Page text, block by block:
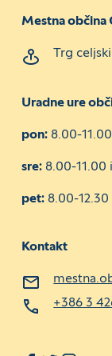
Mestna občina
Trg
Uradne ure
pon: 8.00-
sre: 8.00-11.00
pet: 8.00-12.30
Kontakt
+386 3